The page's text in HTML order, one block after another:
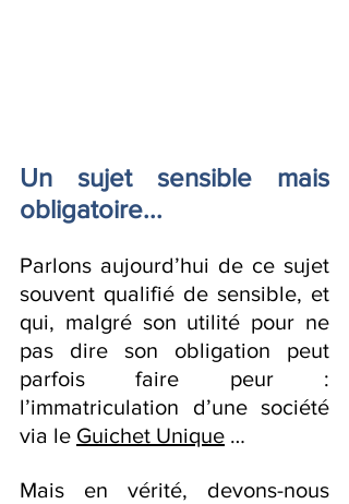
Un sujet sensible mais
obligatoire...
Parlons aujourd’hui de ce sujet
souvent qualifié de sensible, et
qui, malgré son utilité pour ne
pas dire son obligation peut
parfois faire peur :
l’immatriculation d’une société
via le Guichet Unique …
Mais en vérité, devons-nous